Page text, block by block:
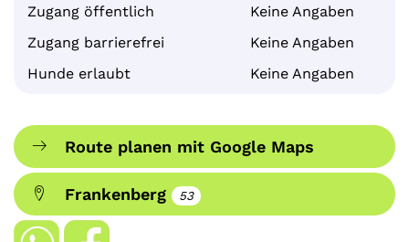
Zugang öffentlich
Keine Angaben
Zugang barrierefrei
Keine Angaben
Hunde erlaubt
Keine Angaben
Route planen mit Google Maps
Frankenberg 53